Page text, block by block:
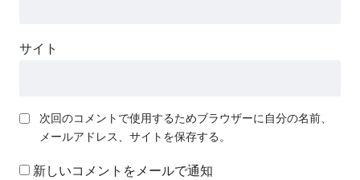
サイト
次回のコメントで使用するためブラウザーに自分の名前、
メールアドレス、サイトを保存する。
新しいコメントをメールで通知